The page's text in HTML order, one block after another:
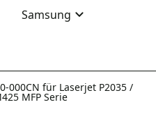
Samsung
000CN für Laserjet P2035 /
MFP Serie